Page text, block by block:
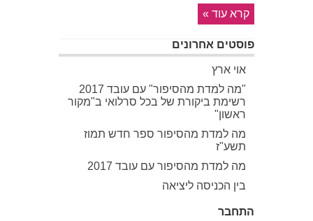
קרא עוד »
פוסטים אחרונים
אוי ארץ
"מה למדת מהסיפור" עם עובד 2017
רשימת ביקורת של בכל סרלואי ב"מקור
ראשון"
מה למדת מהסיפור ספר חדש תמוז
תשע"ז
מה למדת מהסיפור עם עובד 2017
בין הכניסה ליציאה
התחבר